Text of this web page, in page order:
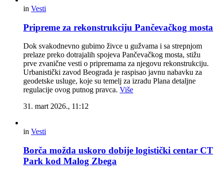
in Vesti
Pripreme za rekonstrukciju Pančevačkog mosta
Dok svakodnevno gubimo živce u gužvama i sa strepnjom
prelaze preko dotrajalih spojeva Pančevačkog mosta, stižu
prve zvanične vesti o pripremama za njegovu rekonstrukciju.
Urbanistički zavod Beograda je raspisao javnu nabavku za
geodetske usluge, koje su temelj za izradu Plana detaljne
regulacije ovog putnog pravca. Više
31. mart 2026., 11:12
in Vesti
Borča možda uskoro dobije logistički centar CT
Park kod Malog Zbega